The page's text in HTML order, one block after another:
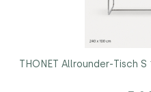
THONET Allrounder-Tisch S